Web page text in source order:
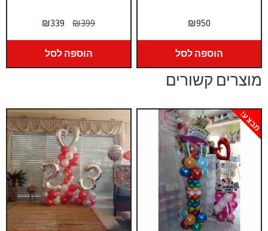
₪399
המחיר
המקורי
היה:
₪399.
₪339
המחיר
הנוכחי
₪339.
הוספה לסל
₪950
הוספה לסל
מוצרים קשורים
מבצע!